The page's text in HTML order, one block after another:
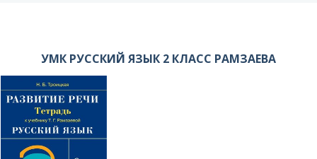
УМК РУССКИЙ ЯЗЫК 2 КЛАСС РАМЗАЕВА